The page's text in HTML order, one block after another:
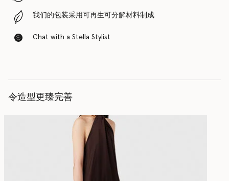
我们的包装采用可再生可分解材料制成
Chat with a Stella Stylist
令造型更臻完善